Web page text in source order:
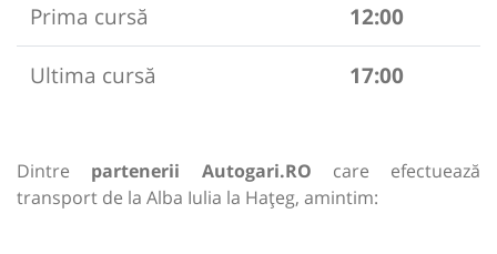
Prima cursă
12:00
Ultima cursă
17:00
Dintre partenerii Autogari.RO care efectuează
transport de la Alba Iulia la Hațeg, amintim: